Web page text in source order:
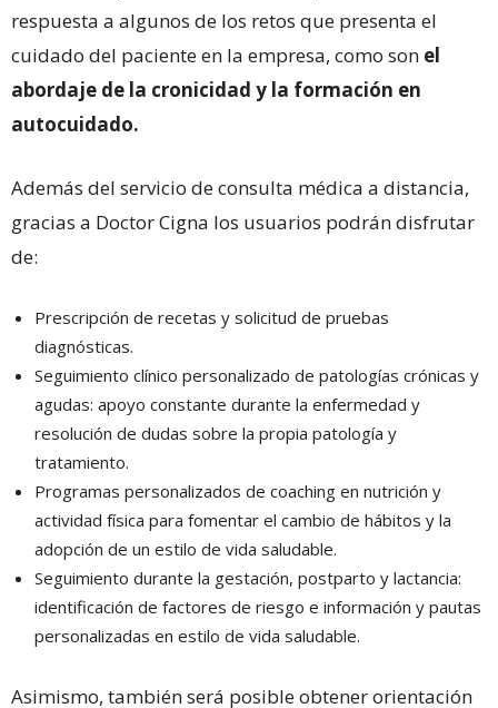
respuesta a algunos de los retos que presenta el
cuidado del paciente en la empresa, como son el
abordaje de la cronicidad y la formación en
autocuidado.
Además del servicio de consulta médica a distancia,
gracias a Doctor Cigna los usuarios podrán disfrutar
de:
Prescripción de recetas y solicitud de pruebas
diagnósticas.
Seguimiento clínico personalizado de patologías crónicas y
agudas: apoyo constante durante la enfermedad y
resolución de dudas sobre la propia patología y
tratamiento.
Programas personalizados de coaching en nutrición y
actividad física para fomentar el cambio de hábitos y la
adopción de un estilo de vida saludable.
Seguimiento durante la gestación, postparto y lactancia:
identificación de factores de riesgo e información y pautas
personalizadas en estilo de vida saludable.
Asimismo, también será posible obtener orientación